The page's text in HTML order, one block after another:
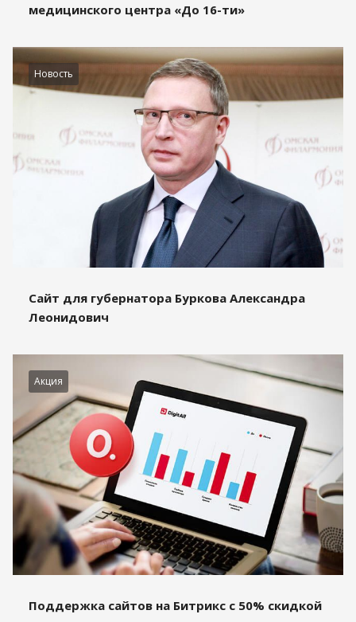
медицинского центра «До 16-ти»
Новость
Сайт для губернатора Буркова Александра
Леонидович
Акция
Поддержка сайтов на Битрикс с 50% скидкой